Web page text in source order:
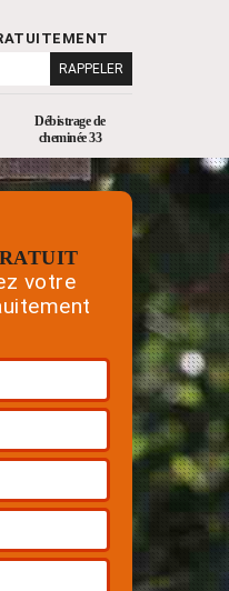
Débistrage de
cheminée 33
votre